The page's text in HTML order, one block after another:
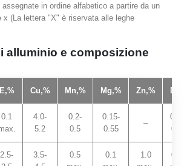
assegnate in ordine alfabetico a partire da un
x (La lettera "X" è riservata alle leghe
alluminio e composizione
E,% Cu,% Mn,% Mg,% Zn,% Di,
0.1
4.0-
5.2
0.2-
0.5
0.15-
0.55
–
2.5-
3.5-
0.5
0.1
1.0